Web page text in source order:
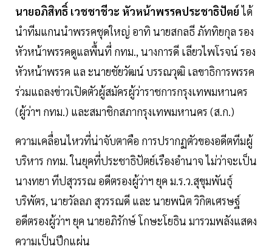
นายอภิสิทธิ์ เวชชาชีวะ หัวหน้าพรรคประชาธิปัตย์ได้
นำทีมแกนนำพรรคชุดใหญ่ อาทิ นายสกลธี ภัททิยกุล รอง
หัวหน้าพรรคดูแลพื้นที่ กทม., นางการดี เลียวไพโรจน์ รอง
หัวหน้าพรรค แล ะนายชัยวัฒน์ บรรณวุฒิ เลขาธิการพรรค
ร่วมแถลงข่าวเปิดตัวผู้สมัครผู้ว่าราชการกรุงเทพมหานคร
(ผู้ว่าฯ กทม.) และสมาชิกสภากรุงเทพมหานคร (ส.ก.)
ความเคลื่อนไหวที่น่าจับตาคือ การปรากฏตัวของอดีตทีมผู้
บริหาร กทม. ในยุคที่ประชาธิปัตย์เรืองอำนาจ ไม่ว่าจะเป็น
นางทยา ทีปสุวรรณ อดีตรองผู้ว่าฯ ยุค ม.ร.ว.สุขุมพันธุ์
บริพัตร, นายวัลลภ สุวรรณดี และ นายพนิต วิกิตเศรษฐ์
อดีตรองผู้ว่าฯ ยุค นายอภิรักษ์ โกษะโยธิน มารวมพลังแสดง
ความเป็นปึกแผ่น